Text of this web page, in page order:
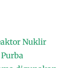
Nuklir